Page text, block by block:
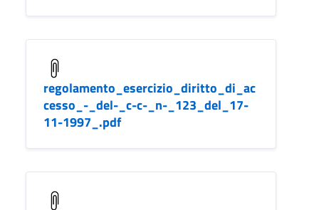
regolamento_esercizio_diritto_di_ac
cesso_-_del-_c-c-_n-_123_del_17-
11-1997_.pdf